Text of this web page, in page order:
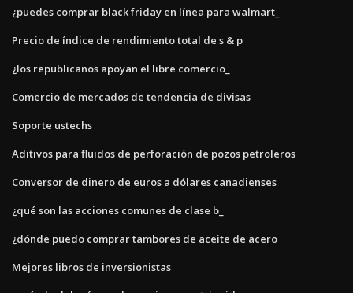
¿puedes comprar black friday en línea para walmart_
Precio de índice de rendimiento total de s & p
¿los republicanos apoyan el libre comercio_
Comercio de mercados de tendencia de divisas
Soporte ustechs
Aditivos para fluidos de perforación de pozos petroleros
Conversor de dinero de euros a dólares canadienses
¿qué son las acciones comunes de clase b_
¿dónde puedo comprar tambores de aceite de acero
Mejores libros de inversionistas